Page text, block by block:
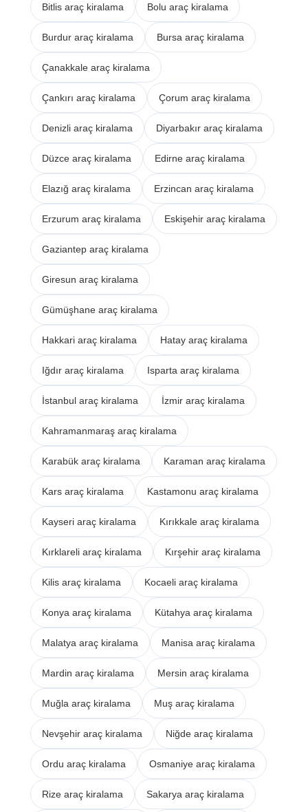
Bitlis araç kiralama Bolu araç kiralama
Burdur araç kiralama Bursa araç kiralama
Çanakkale araç kiralama
Çankırı araç kiralama Çorum araç kiralama
Denizli araç kiralama Diyarbakır araç kiralama
Düzce araç kiralama Edirne araç kiralama
Elazığ araç kiralama Erzincan araç kiralama
Erzurum araç kiralama Eskişehir araç kiralama
Gaziantep araç kiralama
Giresun araç kiralama
Gümüşhane araç kiralama
Hakkari araç kiralama Hatay araç kiralama
Iğdır araç kiralama Isparta araç kiralama
İstanbul araç kiralama İzmir araç kiralama
Kahramanmaraş araç kiralama
Karabük araç kiralama Karaman araç kiralama
Kars araç kiralama Kastamonu araç kiralama
Kayseri araç kiralama Kırıkkale araç kiralama
Kırklareli araç kiralama Kırşehir araç kiralama
Kilis araç kiralama Kocaeli araç kiralama
Konya araç kiralama Kütahya araç kiralama
Malatya araç kiralama Manisa araç kiralama
Mardin araç kiralama Mersin araç kiralama
Muğla araç kiralama Muş araç kiralama
Nevşehir araç kiralama Niğde araç kiralama
Ordu araç kiralama Osmaniye araç kiralama
Rize araç kiralama Sakarya araç kiralama